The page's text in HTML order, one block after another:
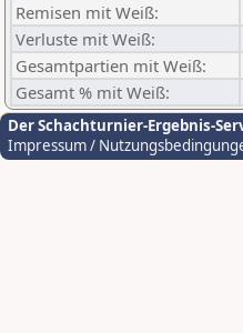
Remisen mit Weiß:
Verluste mit Weiß:
Gesamtpartien mit Weiß:
Gesamt % mit Weiß:
Der Schachturnier-Ergebnis-
Impressum /